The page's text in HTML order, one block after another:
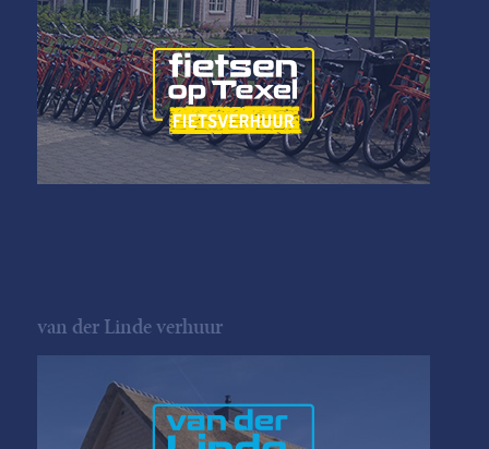
van der Linde verhuur